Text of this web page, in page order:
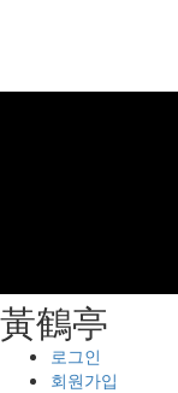
⿈鶴亭
로그인
회원가입